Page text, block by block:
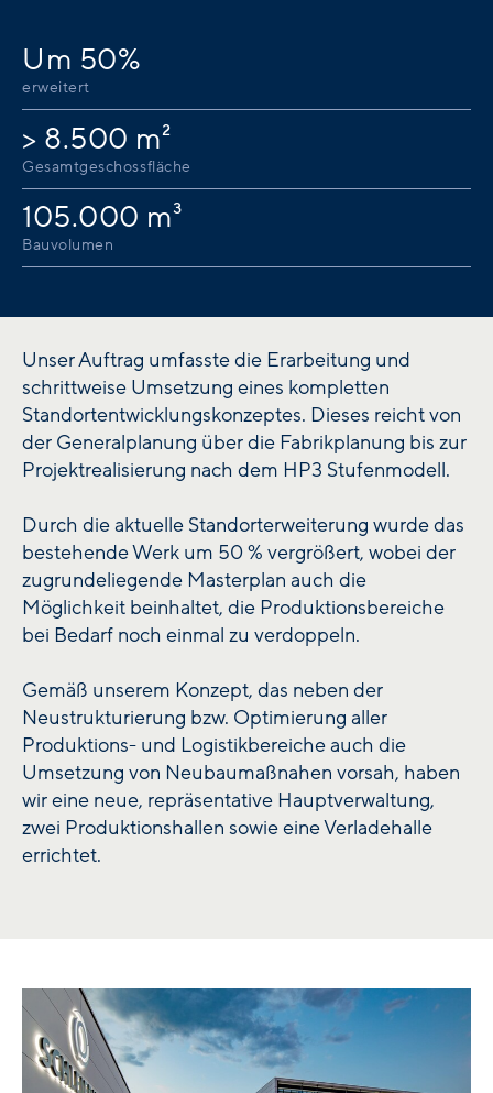
Um 50%
erweitert
> 8.500 m²
Gesamtgeschossfläche
105.000 m³
Bauvolumen
Unser Auftrag umfasste die Erarbeitung und
schrittweise Umsetzung eines kompletten
Standortentwicklungskonzeptes. Dieses reicht von
der Generalplanung über die Fabrikplanung bis zur
Projektrealisierung nach dem HP3 Stufenmodell.
Durch die aktuelle Standorterweiterung wurde das
bestehende Werk um 50 % vergrößert, wobei der
zugrundeliegende Masterplan auch die
Möglichkeit beinhaltet, die Produktionsbereiche
bei Bedarf noch einmal zu verdoppeln.
Gemäß unserem Konzept, das neben der
Neustrukturierung bzw. Optimierung aller
Produktions- und Logistikbereiche auch die
Umsetzung von Neubaumaßnahen vorsah, haben
wir eine neue, repräsentative Hauptverwaltung,
zwei Produktionshallen sowie eine Verladehalle
errichtet.